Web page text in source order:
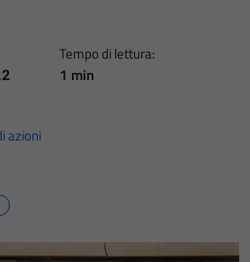
Tempo di lettura:
1 min
azioni